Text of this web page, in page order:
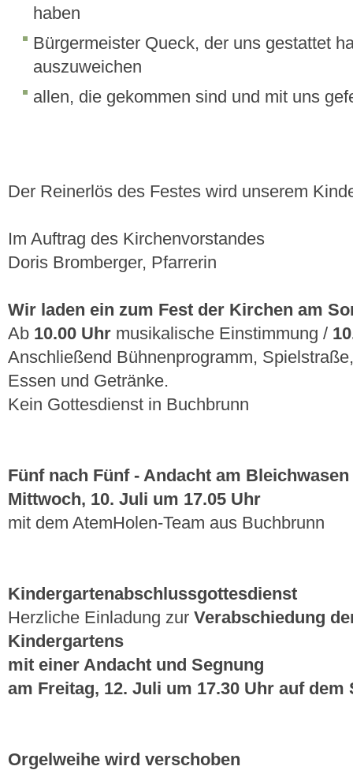
haben
Bürgermeister Queck, der uns gestattet
auszuweichen
allen, die gekommen sind und mit uns
Der Reinerlös des Festes wird unserem
Im Auftrag des Kirchenvorstandes
Doris Bromberger, Pfarrerin
Wir laden ein zum Fest der Kirchen am
Ab 10.00 Uhr musikalische Einstimmung /
Anschließend Bühnenprogramm,
Essen und Getränke.
Kein Gottesdienst in Buchbrunn
Fünf nach Fünf - Andacht am
Mittwoch, 10. Juli um 17.05 Uhr
mit dem AtemHolen-Team aus Buchbrunn
Kindergartenabschlussgottesdienst
Herzliche Einladung zur Verabschiedung
Kindergartens
mit einer Andacht und Segnung
am Freitag, 12. Juli um 17.30 Uhr auf
Orgelweihe wird verschoben